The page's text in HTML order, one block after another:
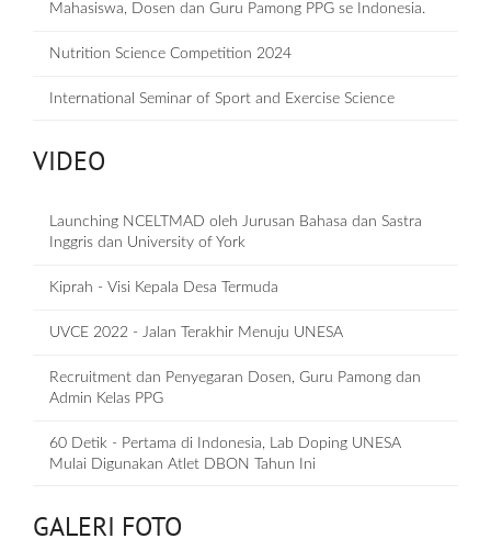
Mahasiswa, Dosen dan Guru Pamong PPG se Indonesia.
Nutrition Science Competition 2024
International Seminar of Sport and Exercise Science
VIDEO
Launching NCELTMAD oleh Jurusan Bahasa dan Sastra
Inggris dan University of York
Kiprah - Visi Kepala Desa Termuda
UVCE 2022 - Jalan Terakhir Menuju UNESA
Recruitment dan Penyegaran Dosen, Guru Pamong dan
Admin Kelas PPG
60 Detik - Pertama di Indonesia, Lab Doping UNESA
Mulai Digunakan Atlet DBON Tahun Ini
GALERI FOTO